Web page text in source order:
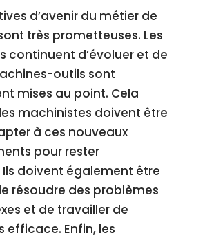
d’avenir du métier de
très prometteuses. Les
continuent d’évoluer et de
outils sont
mises au point. Cela
machinistes doivent être
à ces nouveaux
pour rester
doivent également être
résoudre des problèmes
et de travailler de
efficace. Enfin, les